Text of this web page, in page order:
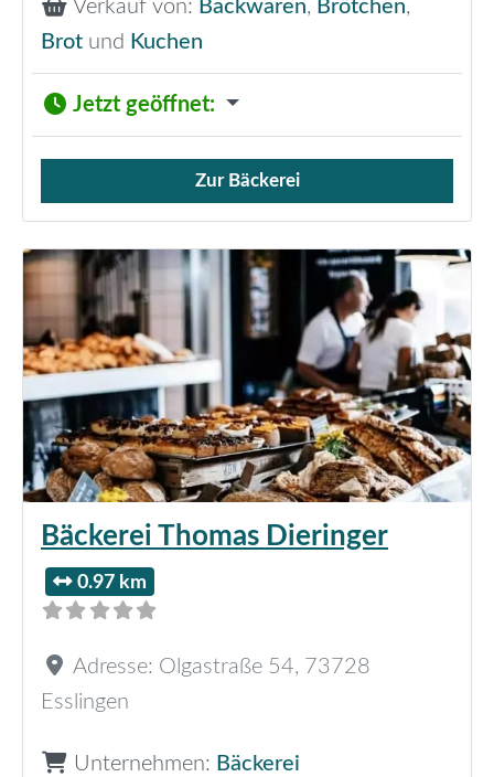
Verkauf von: Backwaren, Brötchen,
Brot und Kuchen
Jetzt geöffnet:
Verkauf von Brötchen,
Zur Bäckerei
Bäckerei Thomas Dieringer
0.97 km
Adresse: Olgastraße 54, 73728
Esslingen
Unternehmen: Bäckerei